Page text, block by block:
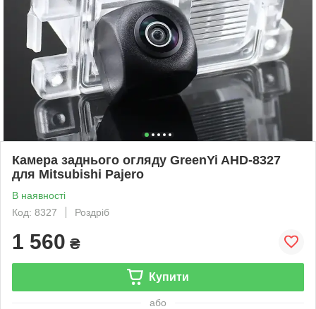
Камера заднього огляду GreenYi AHD-8327
для Mitsubishi Pajero
В наявності
Код: 8327
Роздріб
1 560 ₴
Купити
або